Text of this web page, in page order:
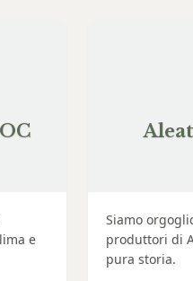
e
Siamo
produttori di
pura storia.